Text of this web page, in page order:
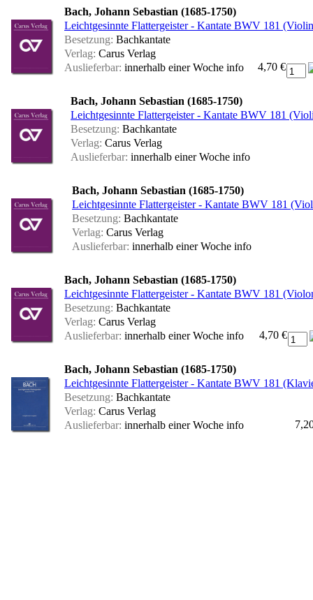
Bach, Johann Sebastian (1685-1750)
Leichtgesinnte Flattergeister - Kantate BWV 181
Besetzung: Bachkantate
Verlag: Carus Verlag
Auslieferbar: innerhalb einer Woche info 4,70 €
Bach, Johann Sebastian (1685-1750)
Leichtgesinnte Flattergeister - Kantate BWV 181
Besetzung: Bachkantate
Verlag: Carus Verlag
Auslieferbar: innerhalb einer Woche info
Bach, Johann Sebastian (1685-1750)
Leichtgesinnte Flattergeister - Kantate BWV 181
Besetzung: Bachkantate
Verlag: Carus Verlag
Auslieferbar: innerhalb einer Woche info
Bach, Johann Sebastian (1685-1750)
Leichtgesinnte Flattergeister - Kantate BWV 181
Besetzung: Bachkantate
Verlag: Carus Verlag
Auslieferbar: innerhalb einer Woche info 4,70 €
Bach, Johann Sebastian (1685-1750)
Leichtgesinnte Flattergeister - Kantate BWV 181
Besetzung: Bachkantate
Verlag: Carus Verlag
Auslieferbar: innerhalb einer Woche info